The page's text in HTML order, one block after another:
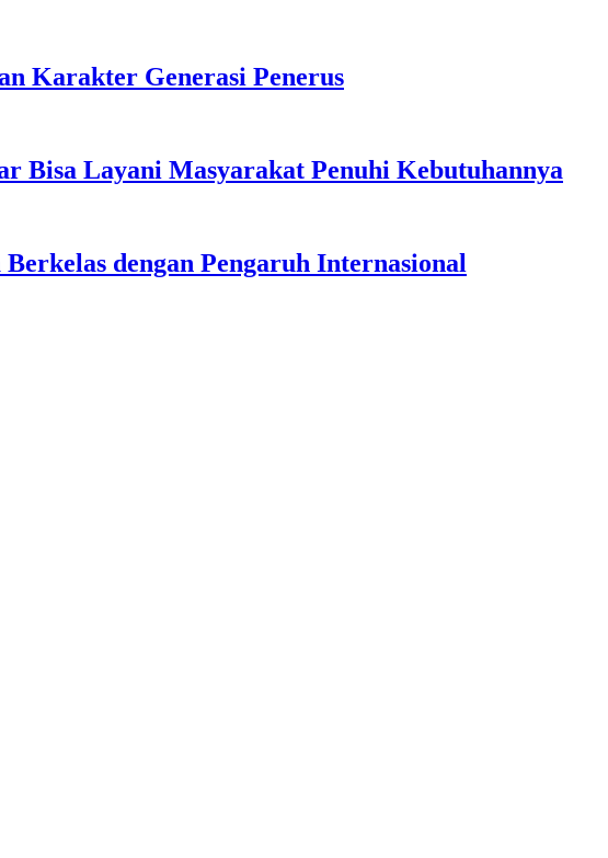
Karakter Generasi Penerus
Bisa Layani Masyarakat Penuhi Kebutuhannya
dengan Pengaruh Internasional